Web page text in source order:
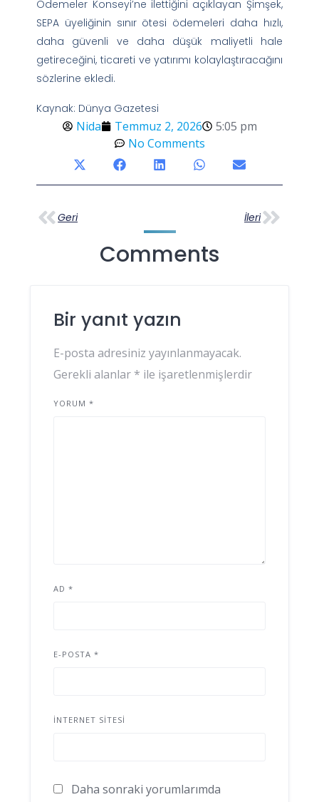
Ödemeler Konseyi’ne ilettiğini açıklayan Şimşek,
SEPA üyeliğinin sınır ötesi ödemeleri daha hızlı,
daha güvenli ve daha düşük maliyetli hale
getireceğini, ticareti ve yatırımı kolaylaştıracağını
sözlerine ekledi.
Kaynak: Dünya Gazetesi
Nida Temmuz 2, 2026
5:05 pm
No Comments
Geri İleri
Comments
Bir yanıt yazın
E-posta adresiniz yayınlanmayacak.
Gerekli alanlar * ile işaretlenmişlerdir
YORUM *
AD *
E-POSTA *
İNTERNET SITESI
Daha sonraki yorumlarımda